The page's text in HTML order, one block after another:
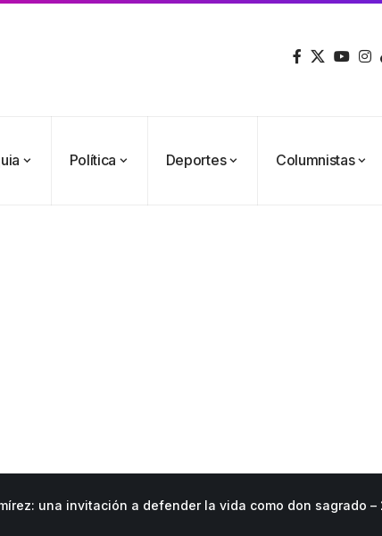
Política Deportes Columnistas
una invitación a defender la vida como don sagrado